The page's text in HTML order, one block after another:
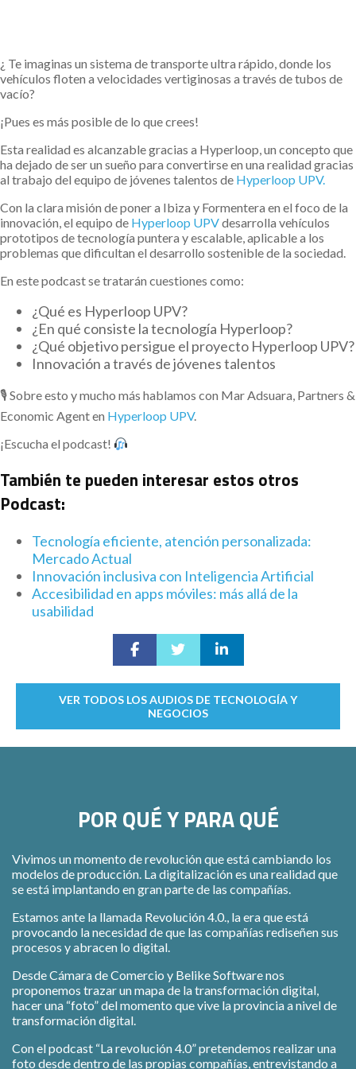
¿ Te imaginas un sistema de transporte ultra rápido, donde los
vehículos floten a velocidades vertiginosas a través de tubos de
vacío?
¡Pues es más posible de lo que crees!
Esta realidad es alcanzable gracias a Hyperloop, un concepto que
ha dejado de ser un sueño para convertirse en una realidad gracias
al trabajo del equipo de jóvenes talentos de Hyperloop UPV.
Con la clara misión de poner a Ibiza y Formentera en el foco de la
innovación, el equipo de Hyperloop UPVdesarrolla vehículos
prototipos de tecnología puntera y escalable, aplicable a los
problemas que dificultan el desarrollo sostenible de la sociedad.⁣
En este podcast se tratarán cuestiones como:
¿Qué es Hyperloop UPV?
¿En qué consiste la tecnología Hyperloop?
¿Qué objetivo persigue el proyecto Hyperloop UPV?
Innovación a través de jóvenes talentos
🎙 Sobre esto y mucho más hablamos con Mar Adsuara, Partners &
Economic Agent en Hyperloop UPV.
¡Escucha el podcast!
También te pueden interesar estos otros
Podcast:
Tecnología eficiente, atención personalizada:
Mercado Actual
Innovación inclusiva con Inteligencia Artificial
Accesibilidad en apps móviles: más allá de la
usabilidad
VER TODOS LOS AUDIOS DE TECNOLOGÍA Y
NEGOCIOS
POR QUÉ Y PARA QUÉ
Vivimos un momento de revolución que está cambiando los
modelos de producción. La digitalización es una realidad que
se está implantando en gran parte de las compañías.
Estamos ante la llamada Revolución 4.0., la era que está
provocando la necesidad de que las compañías rediseñen sus
procesos y abracen lo digital.
Desde Cámara de Comercio y Belike Software nos
proponemos trazar un mapa de la transformación digital,
hacer una “foto” del momento que vive la provincia a nivel de
transformación digital.
Con el podcast “La revolución 4.0” pretendemos realizar una
foto desde dentro de las propias compañías, entrevistando a